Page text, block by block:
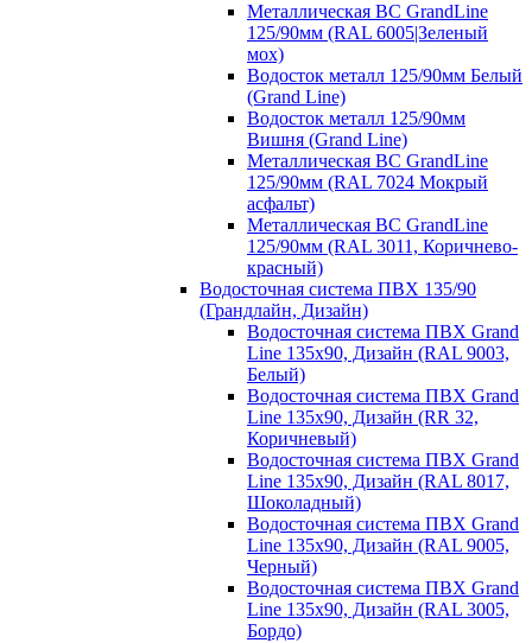
Металлическая ВС GrandLine
125/90мм (RAL 6005|Зеленый
мох)
Водосток металл 125/90мм Белый
(Grand Line)
Водосток металл 125/90мм
Вишня (Grand Line)
Металлическая ВС GrandLine
125/90мм (RAL 7024 Мокрый
асфальт)
Металлическая ВС GrandLine
125/90мм (RAL 3011, Коричнево-
красный)
Водосточная система ПВХ 135/90
(Грандлайн, Дизайн)
Водосточная система ПВХ Grand
Line 135х90, Дизайн (RAL 9003,
Белый)
Водосточная система ПВХ Grand
Line 135х90, Дизайн (RR 32,
Коричневый)
Водосточная система ПВХ Grand
Line 135х90, Дизайн (RAL 8017,
Шоколадный)
Водосточная система ПВХ Grand
Line 135х90, Дизайн (RAL 9005,
Черный)
Водосточная система ПВХ Grand
Line 135х90, Дизайн (RAL 3005,
Бордо)